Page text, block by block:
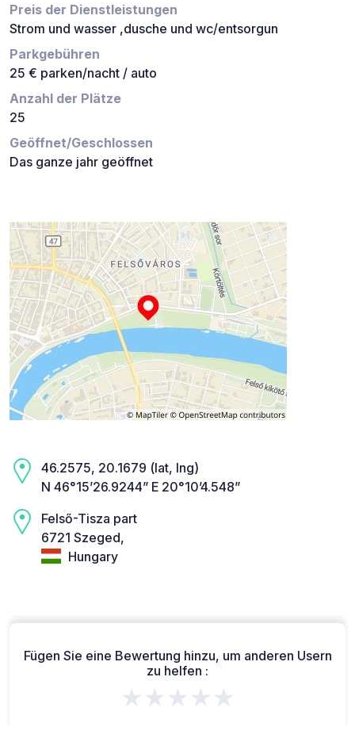
Preis der Dienstleistungen
Strom und wasser ,dusche und wc/entsorgun
Parkgebühren
25 € parken/nacht / auto
Anzahl der Plätze
25
Geöffnet/Geschlossen
Das ganze jahr geöffnet
46.2575, 20.1679 (lat, lng)
N 46°15’26.9244” E 20°10’4.548”
Felső-Tisza part
6721 Szeged,
Hungary
Fügen Sie eine Bewertung hinzu, um anderen Usern
zu helfen :
★★★★★